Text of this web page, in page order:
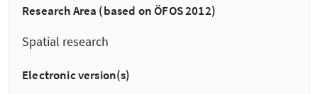
Research Area (based on ÖFOS 2012)
Spatial research
Electronic version(s)